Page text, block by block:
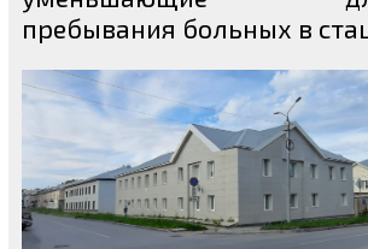
пребывания больных в